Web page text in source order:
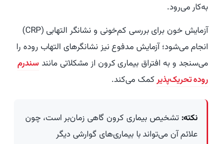
به‌کار می‌رود.
آزمایش خون برای بررسی کم‌خونی و نشانگر التهابی (CRP)
انجام می‌شود؛ آزمایش مدفوع نیز نشانگرهای التهاب روده را
می‌سنجد و به افتراق بیماری کرون از مشکلاتی مانند سندرم
روده تحریک‌پذیرکمک می‌کند.
نکته: تشخیص بیماری کرون گاهی زمان‌بر است، چون
علائم آن می‌تواند با بیماری‌های گوارشی دیگر